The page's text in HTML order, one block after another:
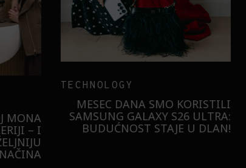
MONA
– I
TECHNOLOGY
MESEC DANA SMO KORISTILI
SAMSUNG GALAXY S26 ULTRA:
BUDUĆNOST STAJE U DLAN!